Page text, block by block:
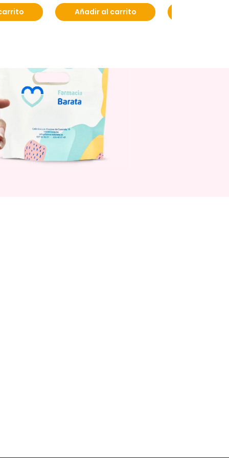
Añadir al carrito